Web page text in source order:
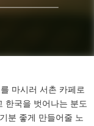
마시러 서촌 카페로
한국을 벗어나는 분도
기분 좋게 만들어줄 노